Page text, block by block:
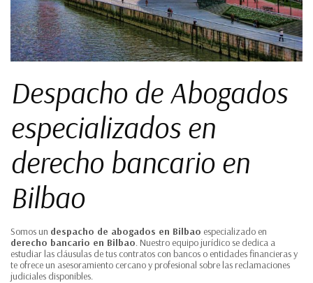
Despacho de Abogados
especializados en
derecho bancario en
Bilbao
Somos un despacho de abogados en Bilbao especializado en
derecho bancario en Bilbao. Nuestro equipo jurídico se dedica a
estudiar las cláusulas de tus contratos con bancos o entidades financieras y
te ofrece un asesoramiento cercano y profesional sobre las reclamaciones
judiciales disponibles.